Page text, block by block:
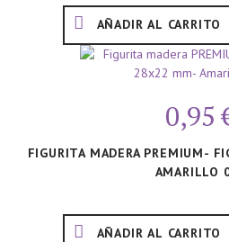
AÑADIR AL CARRITO
0,95
FIGURITA MADERA PREMIUM-
AMARILLO
AÑADIR AL CARRITO